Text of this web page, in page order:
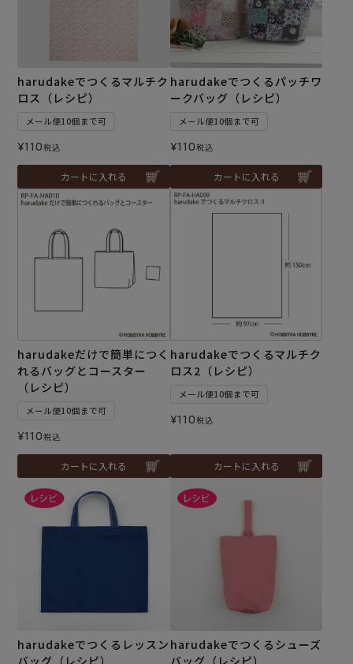
harudakeでつくるマルチク
ロス（レシピ）
メール便10個まで可
¥110税込
カートに入れる
harudakeでつくるパッチワ
ークバッグ（レシピ）
メール便10個まで可
¥110税込
カートに入れる
harudakeだけで簡単につく
れるバッグとコースター
（レシピ）
メール便10個まで可
¥110税込
カートに入れる
harudakeでつくるマルチク
ロス2（レシピ）
メール便10個まで可
¥110税込
カートに入れる
harudakeでつくるレッスン
バッグ（レシピ）
harudakeでつくるシューズ
バッグ（レシピ）